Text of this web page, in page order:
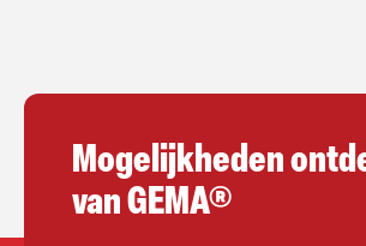
Mogelijkheden
van GEMA®